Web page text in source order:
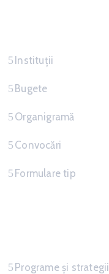
Instituții
Bugete
Organigramă
Convocări
Formulare tip
Programe și strategii